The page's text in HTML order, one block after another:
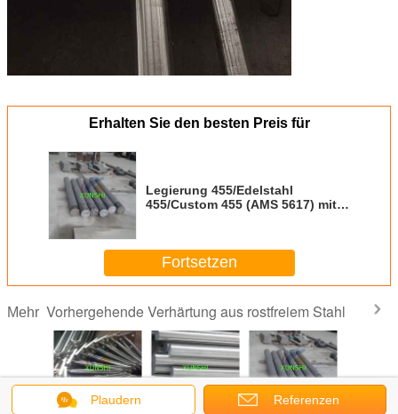
Erhalten Sie den besten Preis für
Legierung 455/Edelstahl
455/Custom 455 (AMS 5617) mit
Fortsetzen
Mehr Vorhergehende Verhärtung aus rostfreiem Stahl
mit UNS N19903 XM-16 UNS Legierung 15-
Plaudern Referenzen